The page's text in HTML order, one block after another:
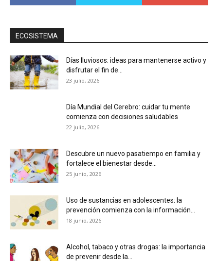
ECOSISTEMA
Días lluviosos: ideas para mantenerse activo y
disfrutar el fin de...
23 julio, 2026
Día Mundial del Cerebro: cuidar tu mente
comienza con decisiones saludables
22 julio, 2026
Descubre un nuevo pasatiempo en familia y
fortalece el bienestar desde...
25 junio, 2026
Uso de sustancias en adolescentes: la
prevención comienza con la información...
18 junio, 2026
Alcohol, tabaco y otras drogas: la importancia
de prevenir desde la...